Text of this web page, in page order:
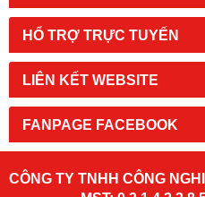
HỔ TRỢ TRỰC TUYẾN
LIÊN KẾT WEBSITE
FANPAGE FACEBOOK
CÔNG TY TNHH CÔNG